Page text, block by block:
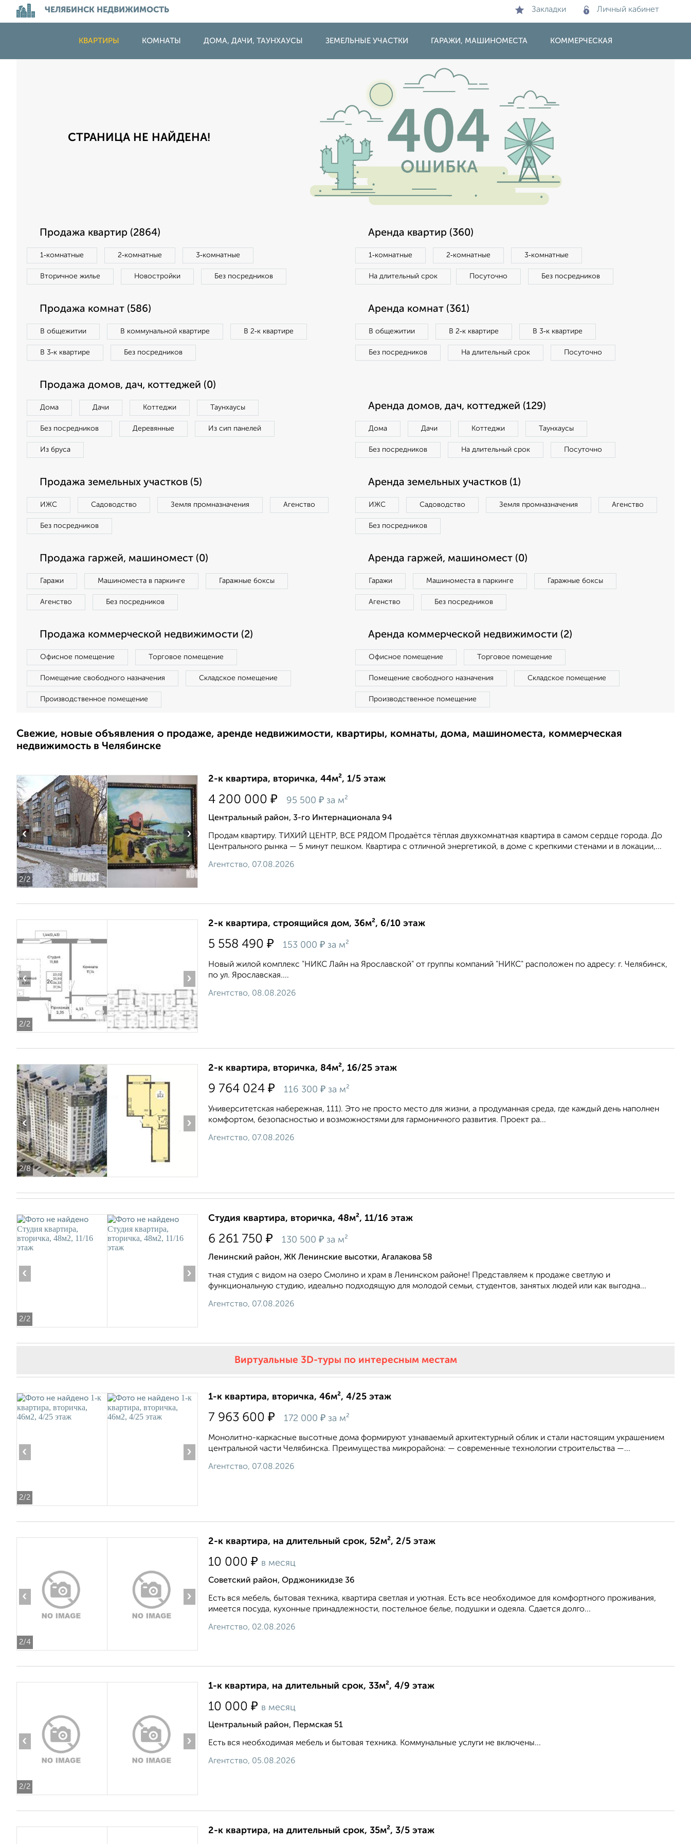
ЧЕЛЯБИНСК НЕДВИЖИМОСТЬ Закладки Личный кабинет
КВАРТИРЫ КОМНАТЫ ДОМА, ДАЧИ, ТАУНХАУСЫ ЗЕМЕЛЬНЫЕ УЧАСТКИ ГАРАЖИ, МАШИНОМЕСТА КОММЕРЧЕСКАЯ
СТРАНИЦА НЕ НАЙДЕНА!
Продажа квартир (2864)
1‑комнатные 2‑комнатные 3‑комнатные
Вторичное жилье Новостройки Без посредников
Аренда квартир (360)
1‑комнатные 2‑комнатные 3‑комнатные
На длительный срок Посуточно Без посредников
Продажа комнат (586)
В общежитии В коммунальной квартире В 2‑к квартире
В 3‑к квартире Без посредников
Аренда комнат (361)
В общежитии В 2‑к квартире В 3‑к квартире
Без посредников На длительный срок Посуточно
Продажа домов, дач, коттеджей (0)
Дома Дачи Коттеджи Таунхаусы
Без посредников Деревянные Из сип панелей
Из бруса
Аренда домов, дач, коттеджей (129)
Дома Дачи Коттеджи Таунхаусы
Без посредников На длительный срок Посуточно
Продажа земельных участков (5)
ИЖС Садоводство Земля промназначения Агенство
Без посредников
Аренда земельных участков (1)
ИЖС Садоводство Земля промназначения Агенство
Без посредников
Продажа гаржей, машиномест (0)
Гаражи Машиноместа в паркинге Гаражные боксы
Агенство Без посредников
Аренда гаржей, машиномест (0)
Гаражи Машиноместа в паркинге Гаражные боксы
Агенство Без посредников
Продажа коммерческой недвижимости (2)
Офисное помещение Торговое помещение
Помещение свободного назначения Складское помещение
Производственное помещение
Аренда коммерческой недвижимости (2)
Офисное помещение Торговое помещение
Помещение свободного назначения Складское помещение
Производственное помещение
Свежие, новые объявления о продаже, аренде недвижимости, квартиры, комнаты, дома, машиноместа, коммерческая
недвижимость в Челябинске
2/2
‹ ›
2-к квартира, вторичка, 44м², 1/5 этаж
4 200 000 ₽ 95 500 ₽ за м²
Центральный район, 3-го Интернационала 94
Продам квартиру. ТИХИЙ ЦЕНТР, ВСЕ РЯДОМ Продаётся тёплая двухкомнатная квартира в самом сердце города. До
Центрального рынка — 5 минут пешком. Квартира с отличной энергетикой, в доме с крепкими стенами и в локации,...
Агентство, 07.08.2026
2/2
‹ ›
2-к квартира, строящийся дом, 36м², 6/10 этаж
5 558 490 ₽ 153 000 ₽ за м²
Новый жилой комплекс "НИКС Лайн на Ярославской" от группы компаний "НИКС" расположен по адресу: г. Челябинск,
по ул. Ярославская....
Агентство, 08.08.2026
2/8
‹ ›
2-к квартира, вторичка, 84м², 16/25 этаж
9 764 024 ₽ 116 300 ₽ за м²
Университетская набережная, 111). Это не просто место для жизни, а продуманная среда, где каждый день наполнен
комфортом, безопасностью и возможностями для гармоничного развития. Проект ра...
Агентство, 07.08.2026
2/2
‹ ›
Студия квартира, вторичка, 48м², 11/16 этаж
6 261 750 ₽ 130 500 ₽ за м²
Ленинский район, ЖК Ленинские высотки, Агалакова 58
тная студия с видом на озеро Смолино и храм в Ленинском районе! Представляем к продаже светлую и
функциональную студию, идеально подходящую для молодой семьи, студентов, занятых людей или как выгодна...
Агентство, 07.08.2026
Виртуальные 3D-туры по интересным местам
2/2
‹ ›
1-к квартира, вторичка, 46м², 4/25 этаж
7 963 600 ₽ 172 000 ₽ за м²
Монолитно-каркасные высотные дома формируют узнаваемый архитектурный облик и стали настоящим украшением
центральной части Челябинска. Преимущества микрорайона: — современные технологии строительства —...
Агентство, 07.08.2026
2/4
‹ ›
2-к квартира, на длительный срок, 52м², 2/5 этаж
10 000 ₽ в месяц
Советский район, Орджоникидзе 36
Есть вся мебель, бытовая техника, квартира светлая и уютная. Есть все необходимое для комфортного проживания,
имеется посуда, кухонные принадлежности, постельное белье, подушки и одеяла. Сдается долго...
Агентство, 02.08.2026
2/2
‹ ›
1-к квартира, на длительный срок, 33м², 4/9 этаж
10 000 ₽ в месяц
Центральный район, Пермская 51
Есть вся необходимая мебель и бытовая техника. Коммунальные услуги не включены...
Агентство, 05.08.2026
2-к квартира, на длительный срок, 35м², 3/5 этаж